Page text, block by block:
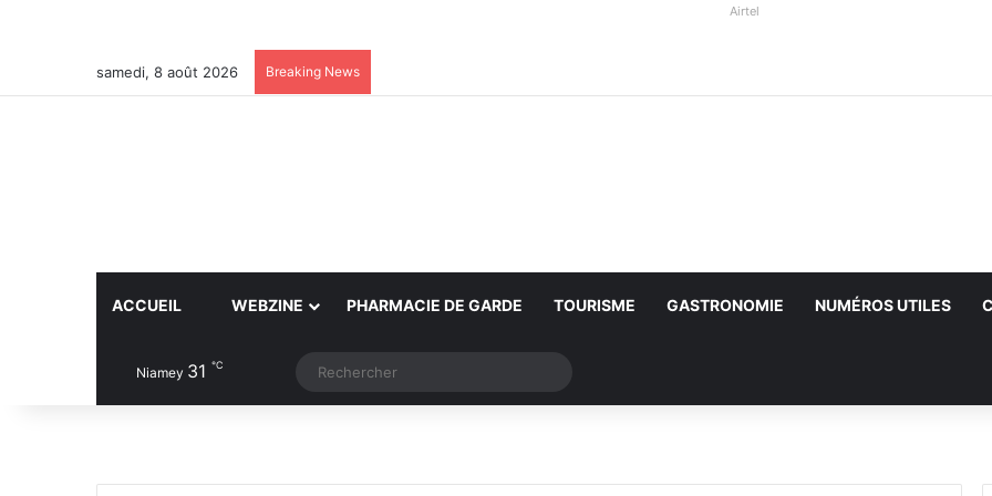
Airtel
samedi, 8 août 2026 Breaking News
ACCUEIL WEBZINE PHARMACIE DE GARDE TOURISME GASTRONOMIE NUMÉROS UTILES
Niamey 31 ℃ Article Aléatoire
Switch skin